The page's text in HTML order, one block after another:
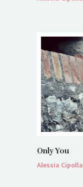
Only You
Alessia Cipolla